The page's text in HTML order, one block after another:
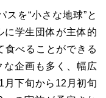
を“小さな地球”と
に学生団体が主体的
食べることができる
な企画も多く、幅広
月下旬から12月初旬